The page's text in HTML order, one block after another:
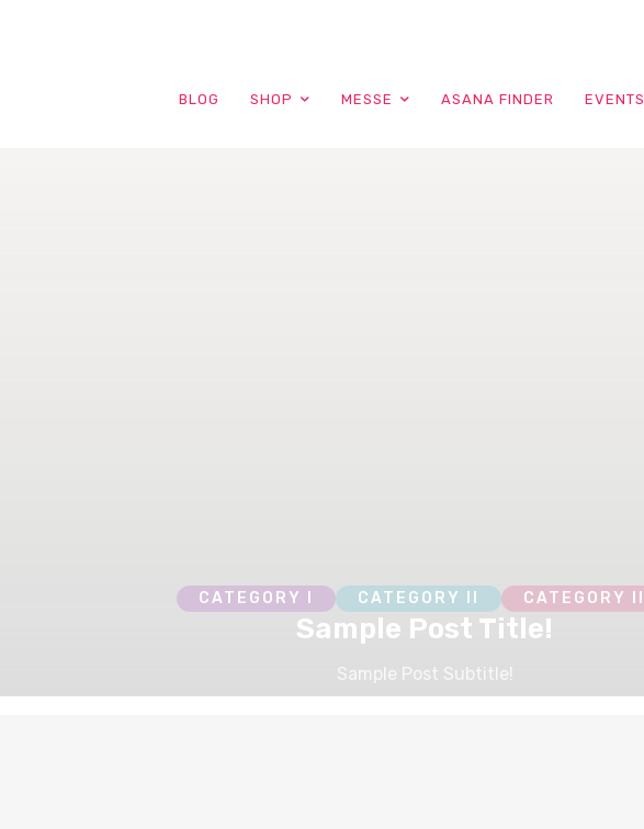
BLOG SHOP MESSE ASANA FINDER EVENTS
CATEGORY I CATEGORY II CATEGORY III
Sample Post Title!
Sample Post Subtitle!